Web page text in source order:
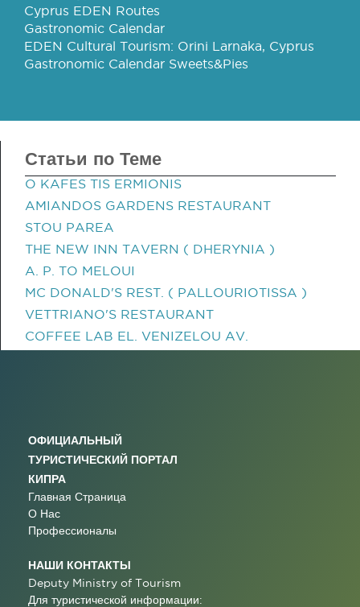
Cyprus EDEN Routes
Gastronomic Calendar
EDEN Cultural Tourism: Orini Larnaka, Cyprus
Gastronomic Calendar Sweets&Pies
Статьи по Теме
O KAFES TIS ERMIONIS
AMIANDOS GARDENS RESTAURANT
STOU PAREA
THE NEW INN TAVERN ( DHERYNIA )
A. P. TO MELOUI
MC DONALD'S REST. ( PALLOURIOTISSA )
VETTRIANO'S RESTAURANT
COFFEE LAB EL. VENIZELOU AV.
ОФИЦИАЛЬНЫЙ
ТУРИСТИЧЕСКИЙ ПОРТАЛ
КИПРА
Главная Страница
О Нас
Профессионалы
НАШИ КОНТАКТЫ
Deputy Ministry of Tourism
Для туристической информации: